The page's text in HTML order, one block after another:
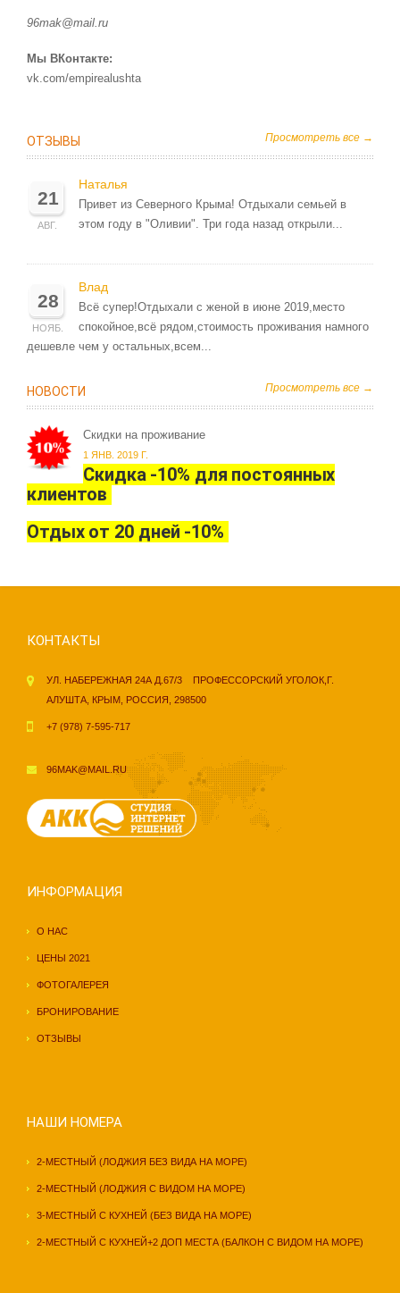
96mak@mail.ru
Мы ВКонтакте:
vk.com/empirealushta
ОТЗЫВЫ Просмотреть все →
21
АВГ.
Наталья
Привет из Северного Крыма! Отдыхали семьей в
этом году в "Оливии". Три года назад открыли...
28
НОЯБ.
Влад
Всё супер!Отдыхали с женой в июне 2019,место
спокойное,всё рядом,стоимость проживания намного
дешевле чем у остальных,всем...
НОВОСТИ Просмотреть все →
Скидки на проживание
1 ЯНВ. 2019 Г.
Скидка -10% для постоянных
клиентов
Отдых от 20 дней -10%
КОНТАКТЫ
УЛ. НАБЕРЕЖНАЯ 24А Д.67/3 ПРОФЕССОРСКИЙ УГОЛОК,Г.
АЛУШТА, КРЫМ, РОССИЯ, 298500
+7 (978) 7-595-717
96MAK@MAIL.RU
ИНФОРМАЦИЯ
О НАС
ЦЕНЫ 2021
ФОТОГАЛЕРЕЯ
БРОНИРОВАНИЕ
ОТЗЫВЫ
НАШИ НОМЕРА
2-МЕСТНЫЙ (ЛОДЖИЯ БЕЗ ВИДА НА МОРЕ)
2-МЕСТНЫЙ (ЛОДЖИЯ С ВИДОМ НА МОРЕ)
3-МЕСТНЫЙ С КУХНЕЙ (БЕЗ ВИДА НА МОРЕ)
2-МЕСТНЫЙ С КУХНЕЙ+2 ДОП МЕСТА (БАЛКОН С ВИДОМ НА МОРЕ)